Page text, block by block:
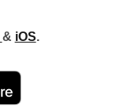
& iOS.